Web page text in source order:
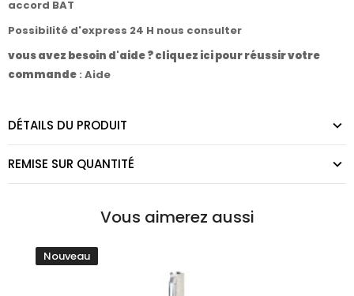
accord BAT
Possibilité d'express 24 H nous consulter
vous avez besoin d'aide ? cliquez ici pour réussir votre
commande : Aide
DÉTAILS DU PRODUIT
REMISE SUR QUANTITÉ
Vous aimerez aussi
Nouveau